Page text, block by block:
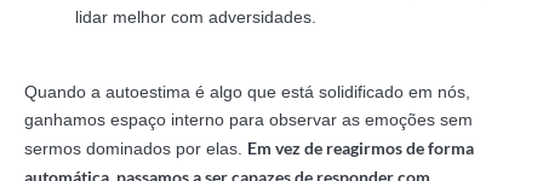
lidar melhor com adversidades.
Quando a autoestima é algo que está solidificado em nós,
ganhamos espaço interno para observar as emoções sem
sermos dominados por elas. Em vez de reagirmos de forma
automática, passamos a ser capazes de responder com